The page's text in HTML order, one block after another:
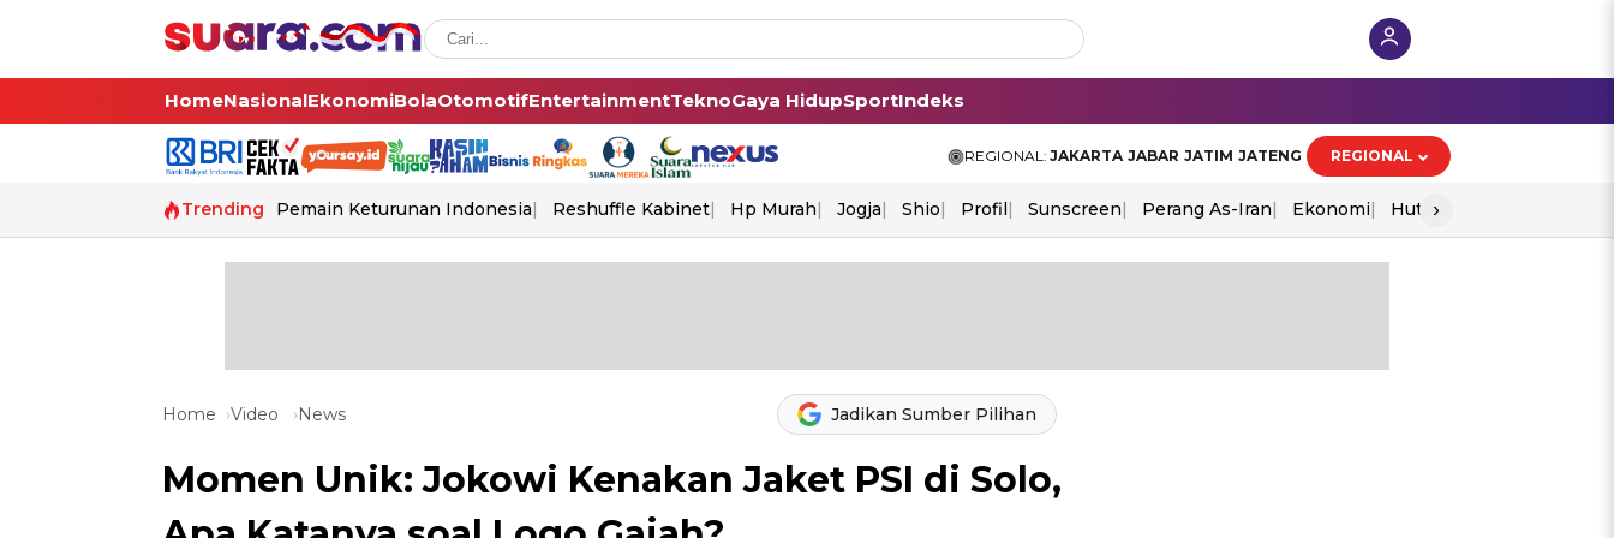
HomeNasionalEkonomiBolaOtomotifEntertainmentTeknoGaya HidupSportIndeks
REGIONAL: JAKARTA JABAR JATIM JATENG REGIONAL
Trending Pemain Keturunan Indonesia Reshuffle Kabinet Hp Murah Jogja Shio Profil Sunscreen Perang As-Iran Ekonomi Hut Ri
›
Home Video News Jadikan Sumber Pilihan
Momen Unik: Jokowi Kenakan Jaket PSI di Solo,